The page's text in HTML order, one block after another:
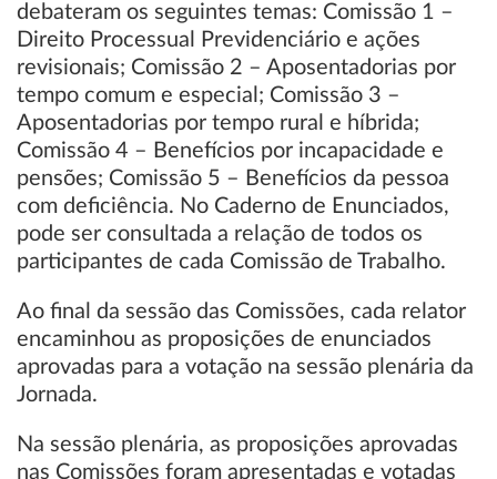
debateram os seguintes temas: Comissão 1 –
Direito Processual Previdenciário e ações
revisionais; Comissão 2 – Aposentadorias por
tempo comum e especial; Comissão 3 –
Aposentadorias por tempo rural e híbrida;
Comissão 4 – Benefícios por incapacidade e
pensões; Comissão 5 – Benefícios da pessoa
com deficiência. No Caderno de Enunciados,
pode ser consultada a relação de todos os
participantes de cada Comissão de Trabalho.
Ao final da sessão das Comissões, cada relator
encaminhou as proposições de enunciados
aprovadas para a votação na sessão plenária da
Jornada.
Na sessão plenária, as proposições aprovadas
nas Comissões foram apresentadas e votadas